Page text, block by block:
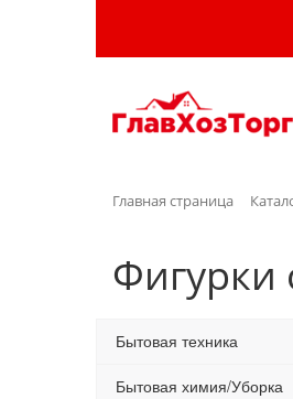
Главная страница
Фигурки
Бытовая техника
Бытовая химия/Уборка